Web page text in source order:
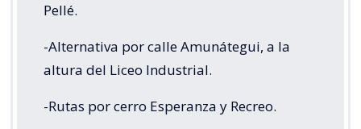
Pellé.
-Alternativa por calle Amunátegui, a la
altura del Liceo Industrial.
-Rutas por cerro Esperanza y Recreo.